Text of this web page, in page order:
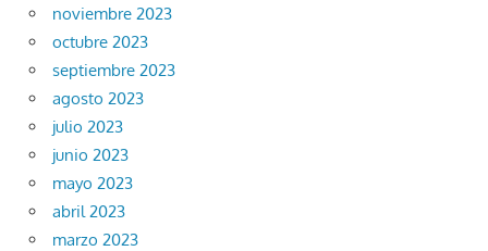
noviembre 2023
octubre 2023
septiembre 2023
agosto 2023
julio 2023
junio 2023
mayo 2023
abril 2023
marzo 2023